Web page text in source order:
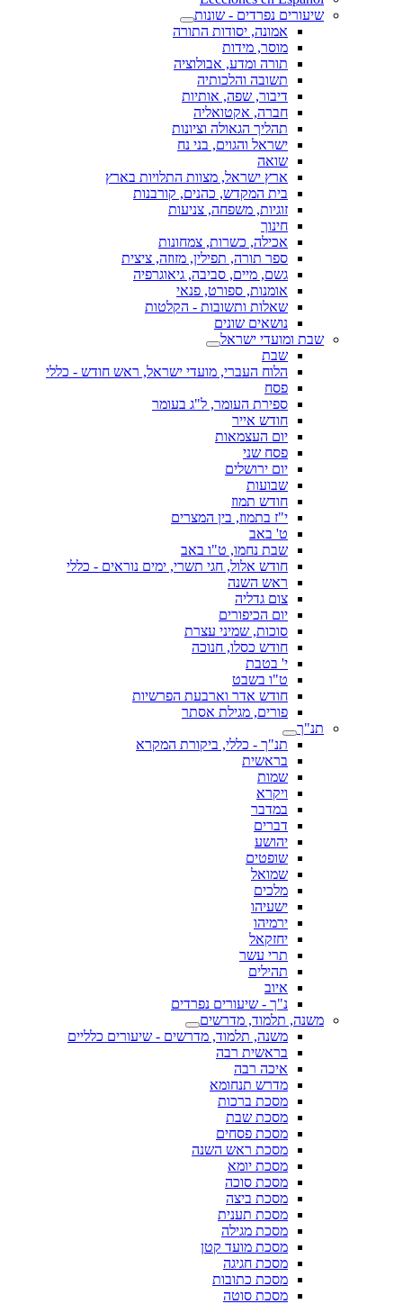
שיעורים נפרדים - שונות
אמונה, יסודות התורה
מוסר, מידות
תורה ומדע, אבולוציה
תשובה והלכותיה
דיבור, שפה, אותיות
חברה, אקטואליה
תהליך הגאולה וציונות
ישראל והגוים, בני נח
שואה
ארץ ישראל, מצוות התלויות בארץ
בית המקדש, כהנים, קורבנות
זוגיות, משפחה, צניעות
חינוך
אכילה, כשרות, צמחונות
ספר תורה, תפילין, מזוזה, ציצית
גשם, מיים, סביבה, גיאוגרפיה
אומנות, ספורט, פנאי
שאלות ותשובות - הקלטות
נושאים שונים
שבת ומועדי ישראל
שבת
הלוח העברי, מועדי ישראל, ראש חודש - כללי
פסח
ספירת העומר, ל"ג בעומר
חודש אייר
יום העצמאות
פסח שני
יום ירושלים
שבועות
חודש תמוז
י"ז בתמוז, בין המצרים
ט' באב
שבת נחמו, ט"ו באב
חודש אלול, חגי תשרי, ימים נוראים - כללי
ראש השנה
צום גדליה
יום הכיפורים
סוכות, שמיני עצרת
חודש כסלו, חנוכה
י' בטבת
ט"ו בשבט
חודש אדר וארבעת הפרשיות
פורים, מגילת אסתר
תנ"ך
תנ"ך - כללי, ביקורת המקרא
בראשית
שמות
ויקרא
במדבר
דברים
יהושע
שופטים
שמואל
מלכים
ישעיהו
ירמיהו
יחזקאל
תרי עשר
תהילים
איוב
נ"ך - שיעורים נפרדים
משנה, תלמוד, מדרשים
משנה, תלמוד, מדרשים - שיעורים כלליים
בראשית רבה
איכה רבה
מדרש תנחומא
מסכת ברכות
מסכת שבת
מסכת פסחים
מסכת ראש השנה
מסכת יומא
מסכת סוכה
מסכת ביצה
מסכת תענית
מסכת מגילה
מסכת מועד קטן
מסכת חגיגה
מסכת כתובות
מסכת סוטה